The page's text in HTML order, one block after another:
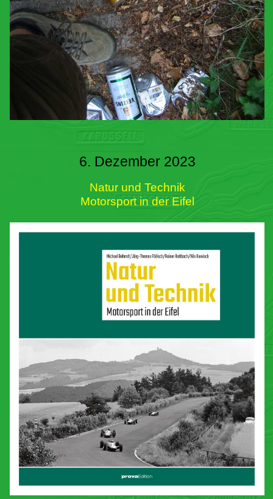
6. Dezember 2023
Natur und Technik
Motorsport in der Eifel